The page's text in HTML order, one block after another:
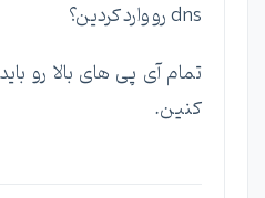
dns رو وارد کردین؟
تمام آی پی های بالا رو
کنین.